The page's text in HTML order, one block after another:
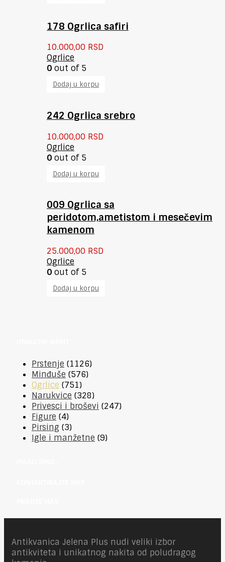
178 Ogrlica safiri
10.000,00 RSD
Ogrlice
0 out of 5
Dodaj u korpu
242 Ogrlica srebro
10.000,00 RSD
Ogrlice
0 out of 5
Dodaj u korpu
009 Ogrlica sa
peridotom,ametistom i mesečevim
kamenom
25.000,00 RSD
Ogrlice
0 out of 5
Dodaj u korpu
Prstenje (1126)
Minđuše (576)
Ogrlice (751)
Narukvice (328)
Privesci i broševi (247)
Figure (4)
Pirsing (3)
Igle i manžetne (9)
Antikvanica Jelena Plus nudi veliki izbor
antikviteta i unikatnog nakita od poludragog